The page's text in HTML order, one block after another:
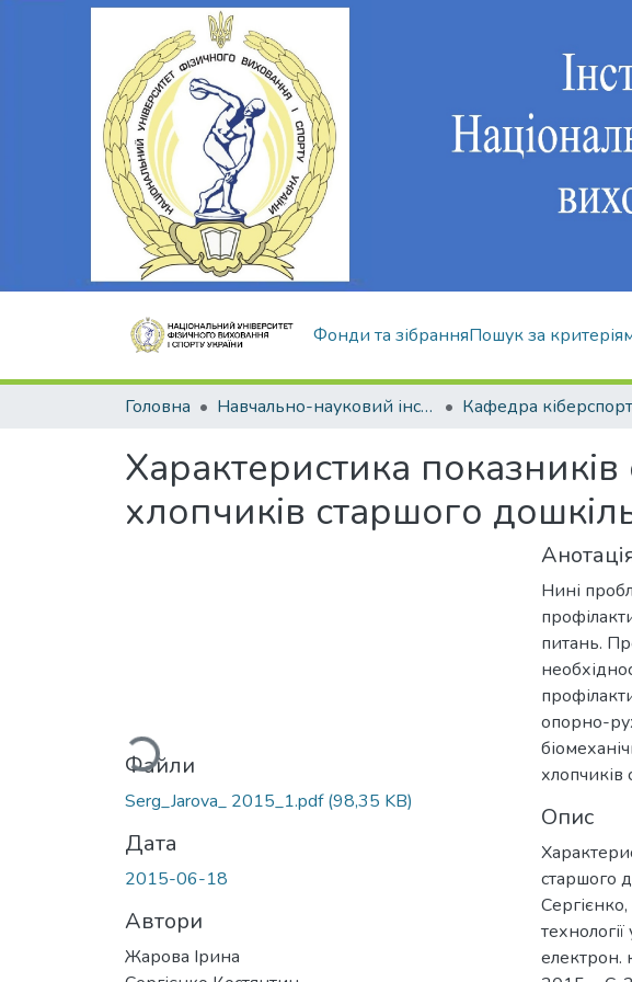
Фонди та зібранняПошук за
Головна Навчально-науковий інститут здоров'я, реабілітації та фізичного виховання
Характеристика
хлопчиків старшого
Вантажиться...
Файли
Serg_Jarova_ 2015_1.pdf(98,35 KB)
Дата
2015-06-18
Автори
Жарова Ірина
Нині
питань.
опорно-
хлопчиків
Опис
старшого
електрон.